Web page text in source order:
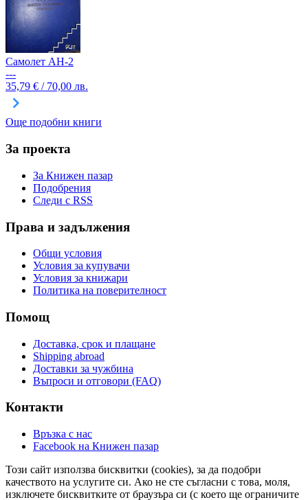
Самолет АН-2
---
35,79 € / 70,00 лв.
Още подобни книги
За проекта
За Книжен пазар
Подобрения
Следи с RSS
Права и задължения
Общи условия
Условия за купувачи
Условия за книжари
Политика на поверителност
Помощ
Доставка, срок и плащане
Shipping abroad
Доставки за чужбина
Въпроси и отговори (FAQ)
Контакти
Връзка с нас
Facebook на Книжен пазар
Този сайт използва бисквитки (cookies), за да подобри
качеството на услугите си. Ако не сте съгласни с това, моля,
изключете бисквитките от браузъра си (с което ще ограничите